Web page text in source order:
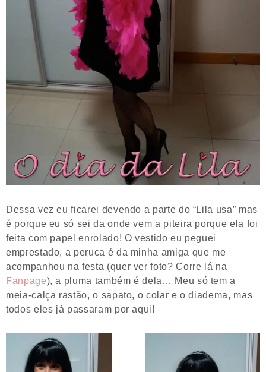
Dessa vez eu ficarei devendo a parte do “Lila usa” mas
é porque eu só sei da onde vem a piteira porque ela foi
feita com papel enrolado! O vestido eu peguei
emprestado, a peruca é da minha amiga que me
acompanhou na festa (quer ver foto? Corre lá na
Fanpage), a pluma também é dela… Meu só tem a
meia-calça rastão, o sapato, o colar e o diadema, mas
todos eles já passaram por aqui!